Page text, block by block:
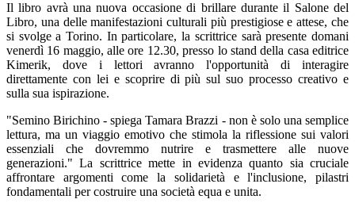
Il libro avrà una nuova occasione di brillare durante il Salone del
Libro, una delle manifestazioni culturali più prestigiose e attese, che
si svolge a Torino. In particolare, la scrittrice sarà presente domani
venerdì 16 maggio, alle ore 12.30, presso lo stand della casa editrice
Kimerik, dove i lettori avranno l'opportunità di interagire
direttamente con lei e scoprire di più sul suo processo creativo e
sulla sua ispirazione.
"Semino Birichino - spiega Tamara Brazzi - non è solo una semplice
lettura, ma un viaggio emotivo che stimola la riflessione sui valori
essenziali che dovremmo nutrire e trasmettere alle nuove
generazioni." La scrittrice mette in evidenza quanto sia cruciale
affrontare argomenti come la solidarietà e l'inclusione, pilastri
fondamentali per costruire una società equa e unita.